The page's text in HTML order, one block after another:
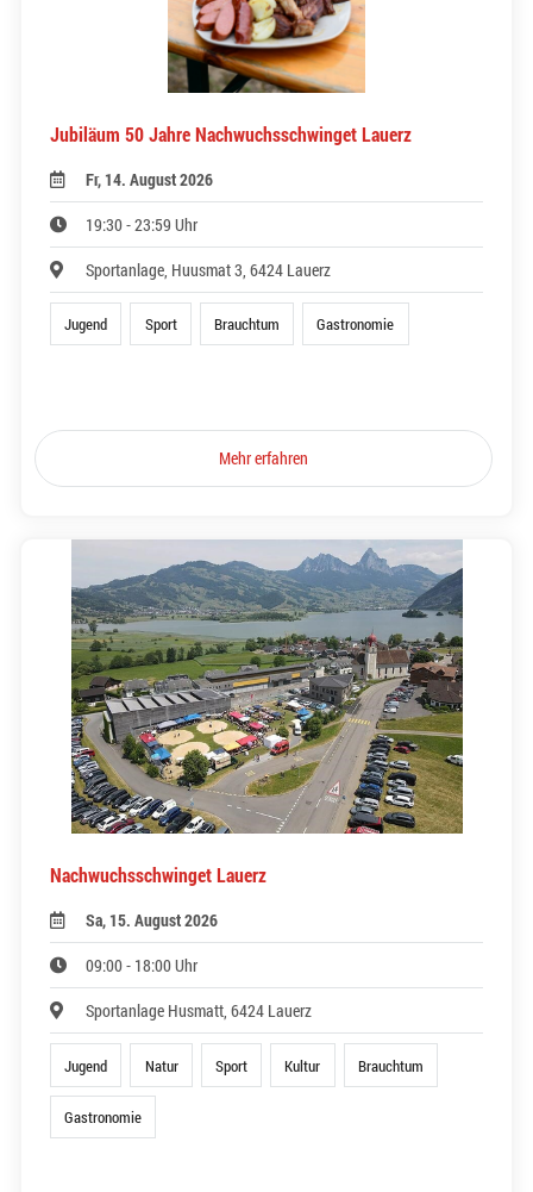
Jubiläum 50 Jahre Nachwuchsschwinget Lauerz
Fr, 14. August 2026
19:30 - 23:59 Uhr
Sportanlage, Huusmat 3, 6424 Lauerz
Jugend Sport Brauchtum Gastronomie
Mehr erfahren
Nachwuchsschwinget Lauerz
Sa, 15. August 2026
09:00 - 18:00 Uhr
Sportanlage Husmatt, 6424 Lauerz
Jugend Natur Sport Kultur Brauchtum
Gastronomie